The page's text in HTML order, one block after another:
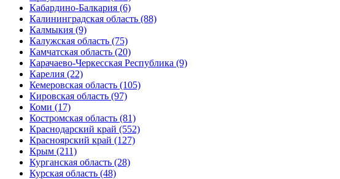
Кабардино-Балкария (6)
Калининградская область (88)
Калмыкия (9)
Калужская область (75)
Камчатская область (20)
Карачаево-Черкесская Республика (9)
Карелия (22)
Кемеровская область (105)
Кировская область (97)
Коми (17)
Костромская область (81)
Краснодарский край (552)
Красноярский край (127)
Крым (211)
Курганская область (28)
Курская область (48)